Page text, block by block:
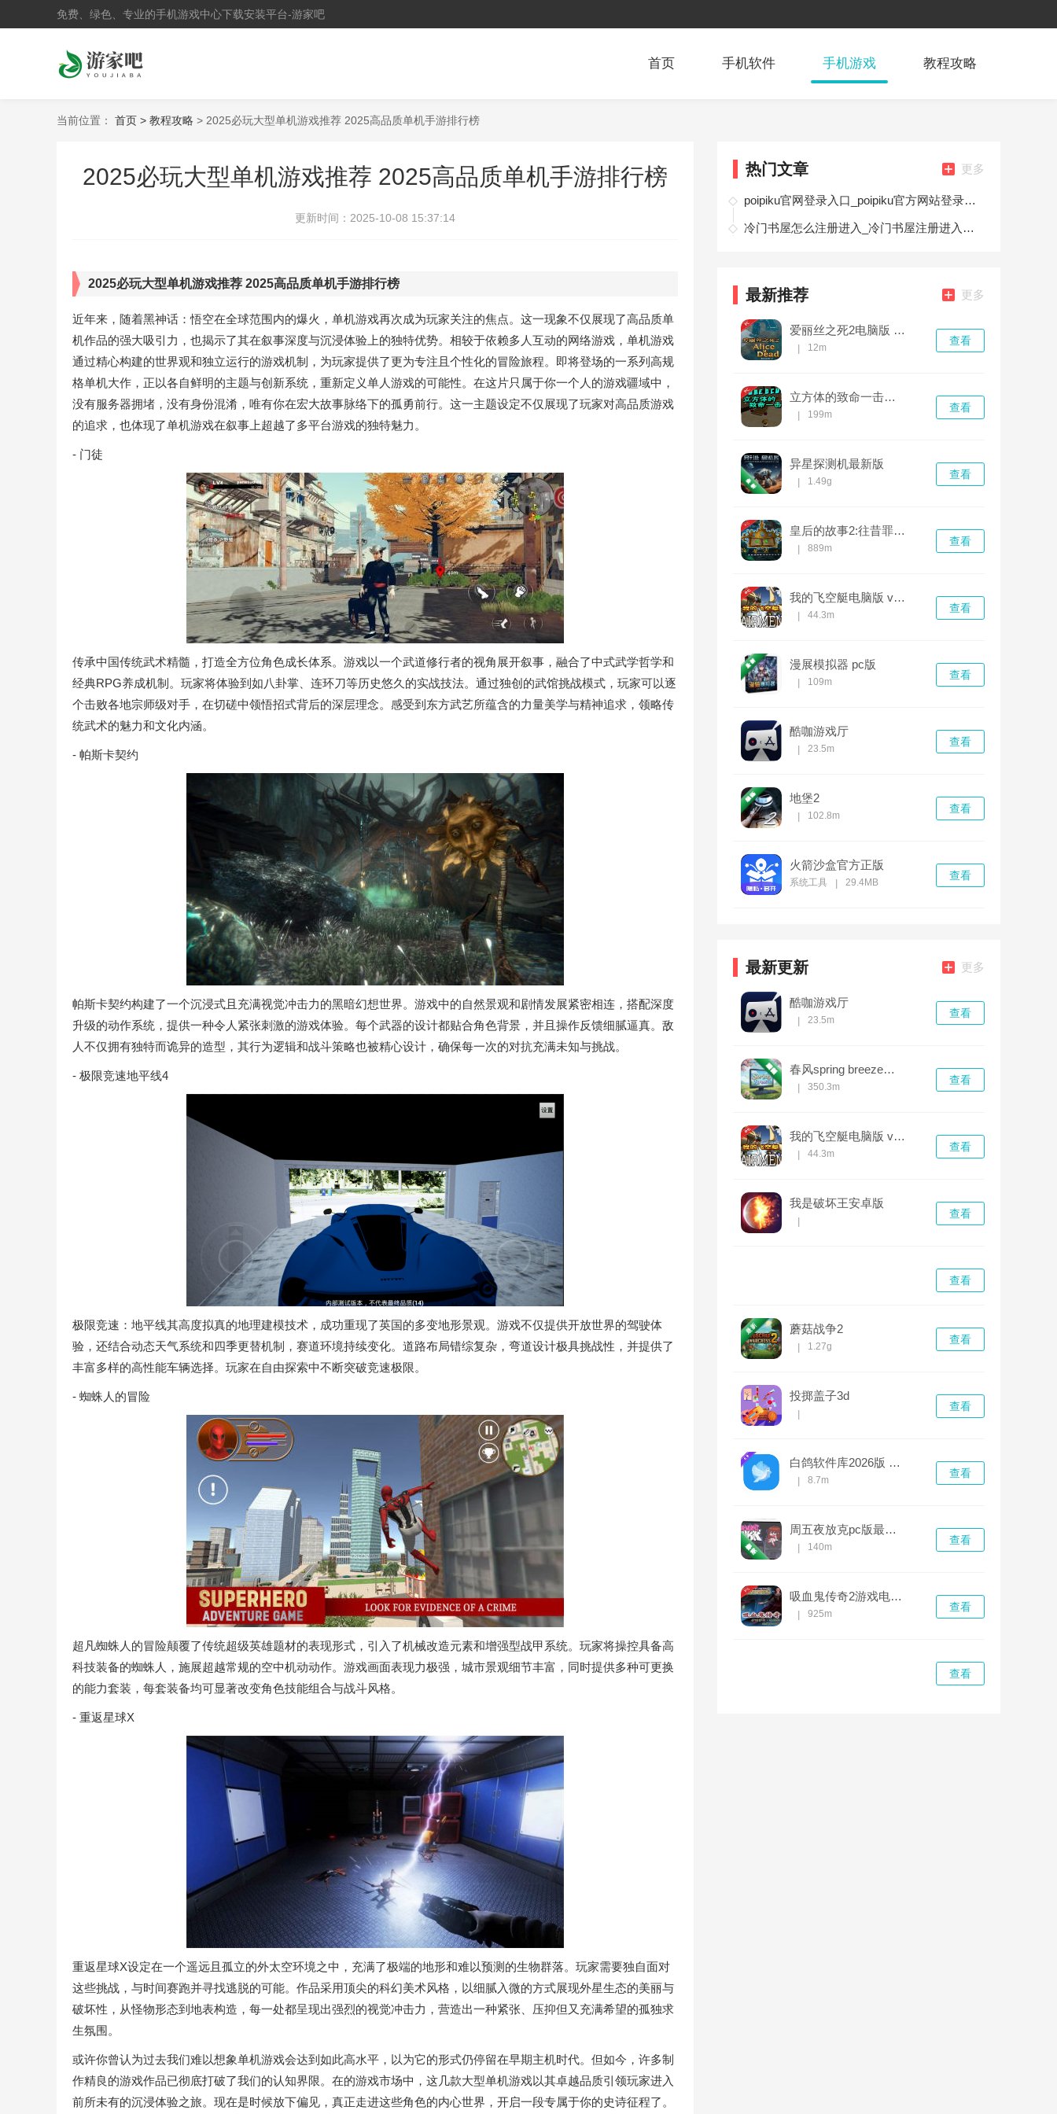
免费、绿色、专业的手机游戏中心下载安装平台-游家吧
首页 手机软件 手机游戏 教程攻略
当前位置： 首页 > 教程攻略 > 2025必玩大型单机游戏推荐 2025高品质单机手游排行榜
2025必玩大型单机游戏推荐 2025高品质单机手游排行榜
更新时间： 2025-10-08 15:37:14
2025必玩大型单机游戏推荐 2025高品质单机手游排行榜
近年来，随着黑神话：悟空在全球范围内的爆火，单机游戏再次成为玩家关注的焦点。这一现象不仅展现了高品质单
机作品的强大吸引力，也揭示了其在叙事深度与沉浸体验上的独特优势。相较于依赖多人互动的网络游戏，单机游戏
通过精心构建的世界观和独立运行的游戏机制，为玩家提供了更为专注且个性化的冒险旅程。即将登场的一系列高规
格单机大作，正以各自鲜明的主题与创新系统，重新定义单人游戏的可能性。在这片只属于你一个人的游戏疆域中，
没有服务器拥堵，没有身份混淆，唯有你在宏大故事脉络下的孤勇前行。这一主题设定不仅展现了玩家对高品质游戏
的追求，也体现了单机游戏在叙事上超越了多平台游戏的独特魅力。
- 门徒
传承中国传统武术精髓，打造全方位角色成长体系。游戏以一个武道修行者的视角展开叙事，融合了中式武学哲学和
经典RPG养成机制。玩家将体验到如八卦掌、连环刀等历史悠久的实战技法。通过独创的武馆挑战模式，玩家可以逐
个击败各地宗师级对手，在切磋中领悟招式背后的深层理念。感受到东方武艺所蕴含的力量美学与精神追求，领略传
统武术的魅力和文化内涵。
- 帕斯卡契约
帕斯卡契约构建了一个沉浸式且充满视觉冲击力的黑暗幻想世界。游戏中的自然景观和剧情发展紧密相连，搭配深度
升级的动作系统，提供一种令人紧张刺激的游戏体验。每个武器的设计都贴合角色背景，并且操作反馈细腻逼真。敌
人不仅拥有独特而诡异的造型，其行为逻辑和战斗策略也被精心设计，确保每一次的对抗充满未知与挑战。
- 极限竞速地平线4
极限竞速：地平线其高度拟真的地理建模技术，成功重现了英国的多变地形景观。游戏不仅提供开放世界的驾驶体
验，还结合动态天气系统和四季更替机制，赛道环境持续变化。道路布局错综复杂，弯道设计极具挑战性，并提供了
丰富多样的高性能车辆选择。玩家在自由探索中不断突破竞速极限。
- 蜘蛛人的冒险
超凡蜘蛛人的冒险颠覆了传统超级英雄题材的表现形式，引入了机械改造元素和增强型战甲系统。玩家将操控具备高
科技装备的蜘蛛人，施展超越常规的空中机动动作。游戏画面表现力极强，城市景观细节丰富，同时提供多种可更换
的能力套装，每套装备均可显著改变角色技能组合与战斗风格。
- 重返星球X
重返星球X设定在一个遥远且孤立的外太空环境之中，充满了极端的地形和难以预测的生物群落。玩家需要独自面对
这些挑战，与时间赛跑并寻找逃脱的可能。作品采用顶尖的科幻美术风格，以细腻入微的方式展现外星生态的美丽与
破坏性，从怪物形态到地表构造，每一处都呈现出强烈的视觉冲击力，营造出一种紧张、压抑但又充满希望的孤独求
生氛围。
或许你曾认为过去我们难以想象单机游戏会达到如此高水平，以为它的形式仍停留在早期主机时代。但如今，许多制
作精良的游戏作品已彻底打破了我们的认知界限。在的游戏市场中，这几款大型单机游戏以其卓越品质引领玩家进入
前所未有的沉浸体验之旅。现在是时候放下偏见，真正走进这些角色的内心世界，开启一段专属于你的史诗征程了。
热门文章 更多
poipiku官网登录入口_poipiku官方网站登录地址首页
冷门书屋怎么注册进入_冷门书屋注册进入教程
最新推荐 更多
爱丽丝之死2电脑版 v1.0.0完整版
12m
查看
立方体的致命一击电脑版 v1.2.0完整版
199m
查看
异星探测机最新版
1.49g
查看
皇后的故事2:往昔罪恶电脑版 v1.2.0正式版
889m
查看
我的飞空艇电脑版 v1.0.0完整版
44.3m
查看
漫展模拟器 pc版
109m
查看
酷咖游戏厅
23.5m
查看
地堡2
102.8m
查看
火箭沙盒官方正版
系统工具 29.4MB
查看
最新更新 更多
酷咖游戏厅
23.5m
查看
春风spring breeze免安装版
350.3m
查看
我的飞空艇电脑版 v1.0.0完整版
44.3m
查看
我是破坏王安卓版
查看
查看
蘑菇战争2
1.27g
查看
投掷盖子3d
查看
白鸽软件库2026版 v2.1最新版
8.7m
查看
周五夜放克pc版最新版
140m
查看
吸血鬼传奇2游戏电脑版 v2.1.0完整版
925m
查看
查看